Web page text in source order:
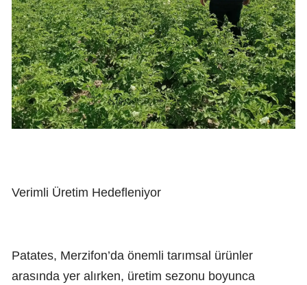
Verimli Üretim Hedefleniyor
Patates, Merzifon’da önemli tarımsal ürünler
arasında yer alırken, üretim sezonu boyunca